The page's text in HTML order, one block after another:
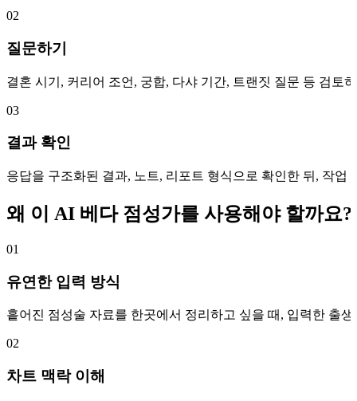
02
질문하기
결혼 시기, 커리어 조언, 궁합, 다샤 기간, 트랜짓 질문 등 검토
03
결과 확인
응답을 구조화된 결과, 노트, 리포트 형식으로 확인한 뒤, 작업
왜 이 AI 베다 점성가를 사용해야 할까요?
01
유연한 입력 방식
흩어진 점성술 자료를 한곳에서 정리하고 싶을 때, 입력한 출
02
차트 맥락 이해